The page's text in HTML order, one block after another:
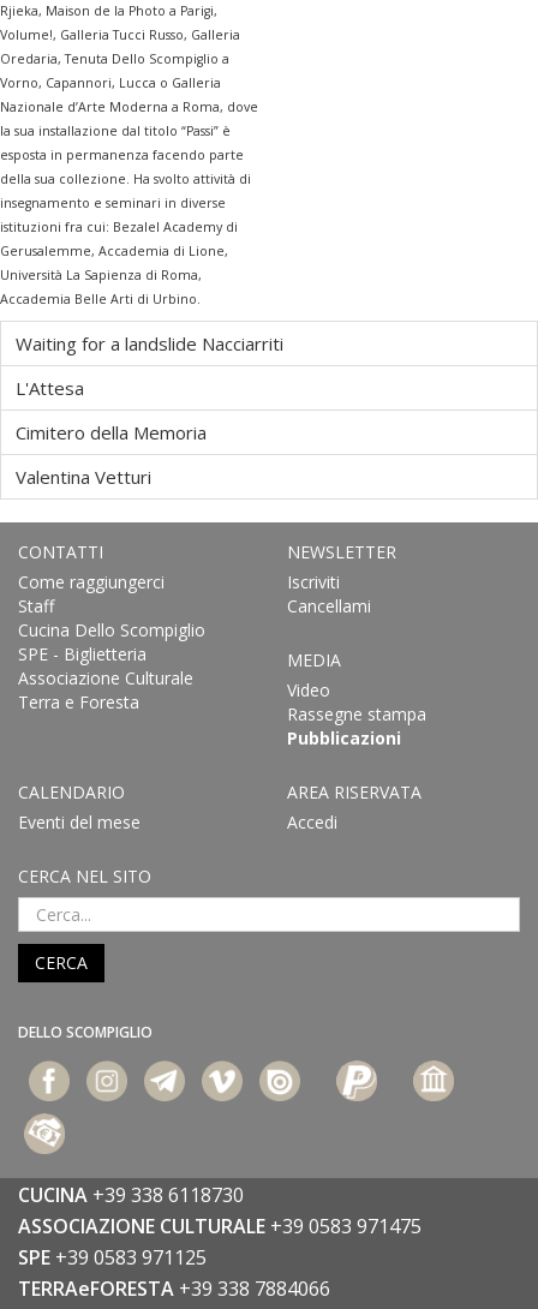
Rjieka, Maison de la Photo a Parigi,
Volume!, Galleria Tucci Russo, Galleria
Oredaria, Tenuta Dello Scompiglio a
Vorno, Capannori, Lucca o Galleria
Nazionale d’Arte Moderna a Roma, dove
la sua installazione dal titolo “Passi” è
esposta in permanenza facendo parte
della sua collezione. Ha svolto attività di
insegnamento e seminari in diverse
istituzioni fra cui: Bezalel Academy di
Gerusalemme, Accademia di Lione,
Università La Sapienza di Roma,
Accademia Belle Arti di Urbino.
Waiting for a landslide Nacciarriti
L'Attesa
Cimitero della Memoria
Valentina Vetturi
CONTATTI
Come raggiungerci
Staff
Cucina Dello Scompiglio
SPE - Biglietteria
Associazione Culturale
Terra e Foresta
NEWSLETTER
Iscriviti
Cancellami
MEDIA
Video
Rassegne stampa
Pubblicazioni
CALENDARIO
Eventi del mese
AREA RISERVATA
Accedi
CERCA NEL SITO
CERCA
DELLO SCOMPIGLIO
CUCINA +39 338 6118730
ASSOCIAZIONE CULTURALE +39 0583 971475
SPE +39 0583 971125
TERRAeFORESTA +39 338 7884066